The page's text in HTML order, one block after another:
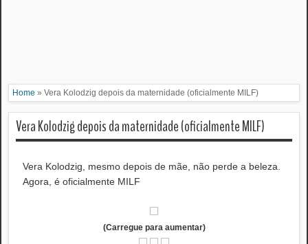
Home » Vera Kolodzig depois da maternidade (oficialmente MILF)
Vera Kolodzig depois da maternidade (oficialmente MILF)
Vera Kolodzig, mesmo depois de mãe, não perde a beleza.
Agora, é oficialmente MILF
(Carregue para aumentar)